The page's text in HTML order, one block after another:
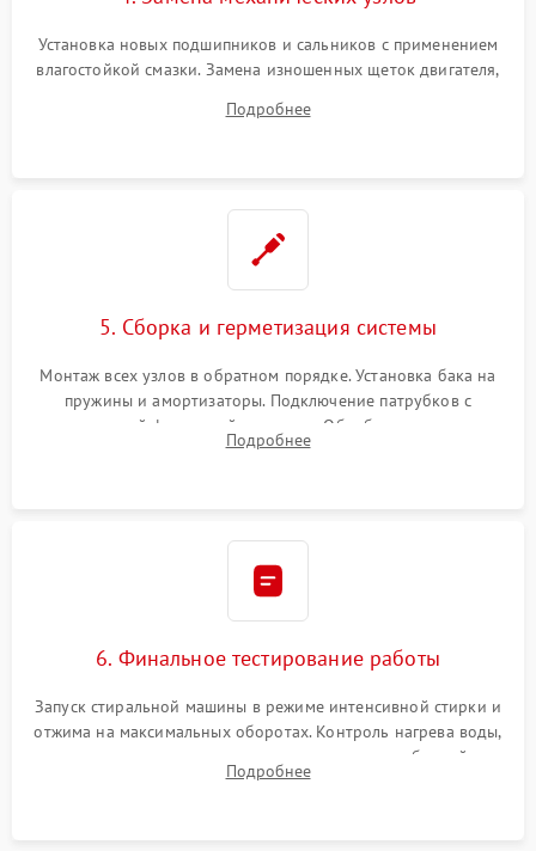
Установка новых подшипников и сальников с применением
влагостойкой смазки. Замена изношенных щеток двигателя,
или поврежденной резиновой манжеты.
Подробнее
5. Сборка и герметизация системы
Монтаж всех узлов в обратном порядке. Установка бака на
пружины и амортизаторы. Подключение патрубков с
надежной фиксацией хомутами. Обработка стыков
герметиком для предотвращения возможных протечек воды.
Подробнее
6. Финальное тестирование работы
Запуск стиральной машины в режиме интенсивной стирки и
отжима на максимальных оборотах. Контроль нагрева воды,
корректности слива, отсутствия излишних вибраций,
посторонних стуков и протечек под корпусом.
Подробнее